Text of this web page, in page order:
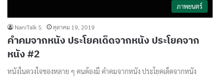
ภาพยนตร์
NaniTalk S. ตุลาคม 19, 2019
คำคมจากหนัง ประโยคเด็ดจากหนัง ประโยคจาก
หนัง #2
หนังในดวงใจของหลาย ๆ คนต้องมี คำคมจากหนัง ประโยคเด็ดจากหนัง